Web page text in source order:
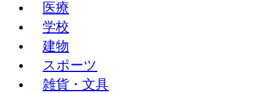
医療
学校
建物
スポーツ
雑貨・文具